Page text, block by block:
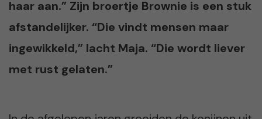
haar aan.” Zijn broertje Brownie is een stuk
afstandelijker. “Die vindt mensen maar
ingewikkeld,” lacht Maja. “Die wordt liever
met rust gelaten.”